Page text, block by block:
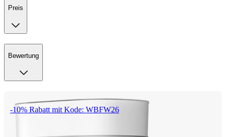
Preis
Bewertung
-10% Rabatt mit Kode: WBFW26